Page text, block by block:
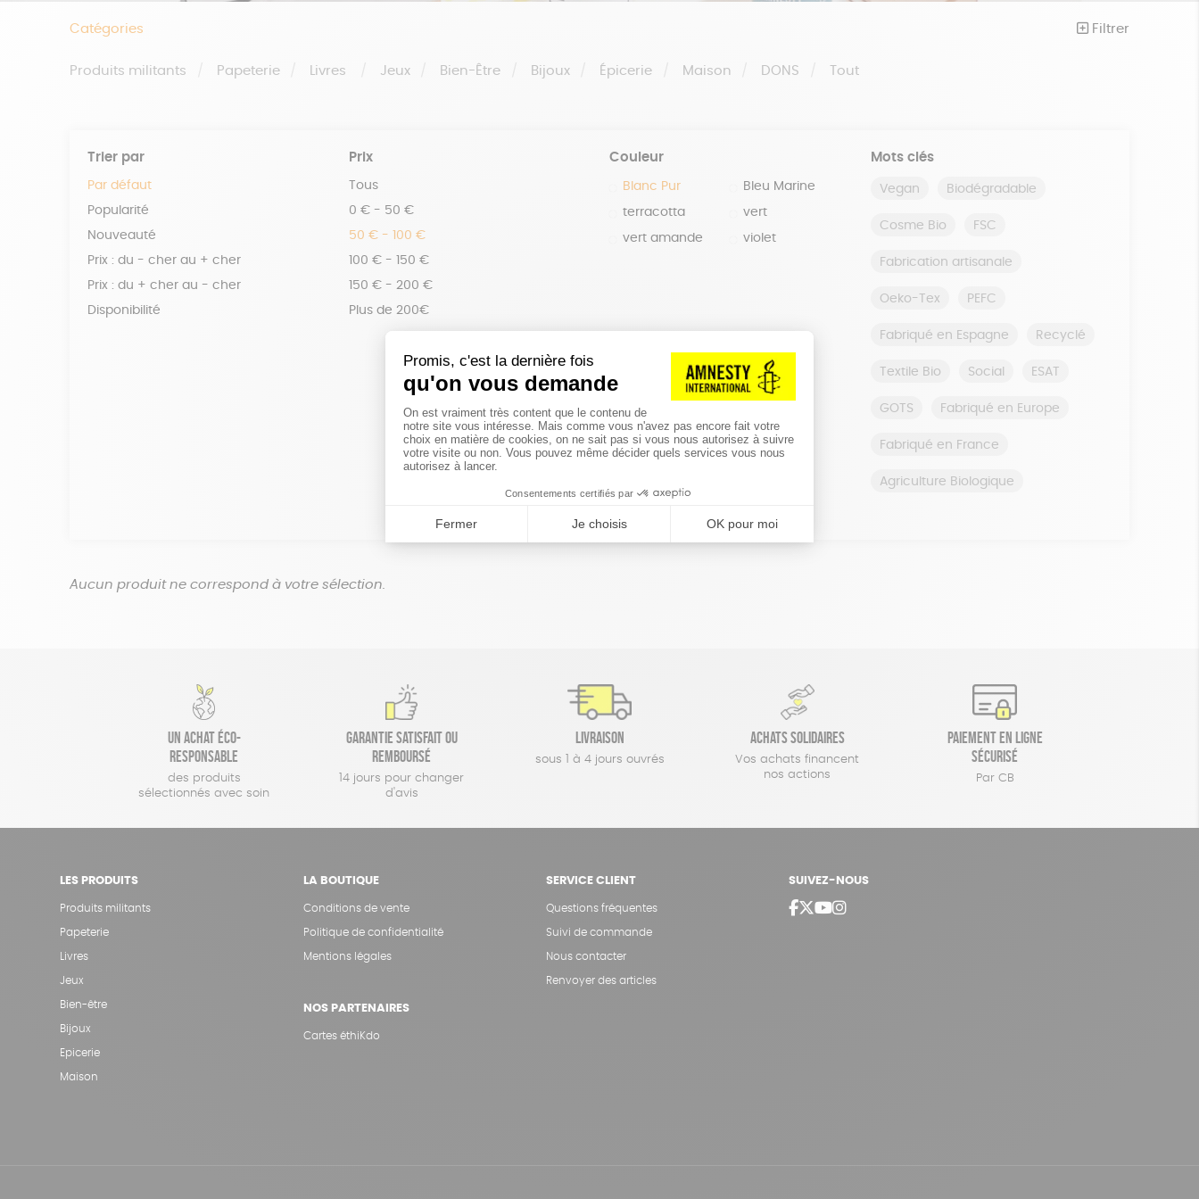
Catégories Filtrer
Produits militants Papeterie Livres Jeux Bien-Être Bijoux Épicerie Maison DONS Tout
Trier par
Par défaut
Popularité
Nouveauté
Prix : du - cher au + cher
Prix : du + cher au - cher
Disponibilité
Prix
Tous
0 € - 50 €
50 € - 100 €
100 € - 150 €
150 € - 200 €
Plus de 200€
Couleur
Blanc Pur Bleu Marine
terracotta vert
vert amande violet
Mots clés
Vegan Biodégradable
Cosme Bio FSC
Fabrication artisanale
Oeko-Tex PEFC
Fabriqué en Espagne Recyclé
Textile Bio Social ESAT
GOTS Fabriqué en Europe
Fabriqué en France
Agriculture Biologique
Aucun produit ne correspond à votre sélection.
Un achat éco-
responsable
des produits
sélectionnés avec soin
Garantie satisfait ou
remboursé
14 jours pour changer
d'avis
Livraison
sous 1 à 4 jours ouvrés
Achats solidaires
Vos achats financent
nos actions
Paiement en ligne
sécurisé
Par CB
LES PRODUITS
Produits militants
Papeterie
Livres
Jeux
Bien-être
Bijoux
Epicerie
Maison
LA BOUTIQUE
Conditions de vente
Politique de confidentialité
Mentions légales
NOS PARTENAIRES
Cartes éthiKdo
SERVICE CLIENT
Questions fréquentes
Suivi de commande
Nous contacter
Renvoyer des articles
SUIVEZ-NOUS